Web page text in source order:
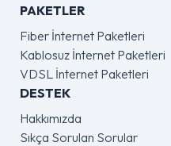
PAKETLER
Fiber İnternet Paketleri
Kablosuz İnternet Paketleri
VDSL İnternet Paketleri
DESTEK
Hakkımızda
Sıkça Sorulan Sorular